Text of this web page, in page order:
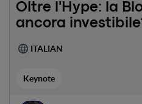
Oltre l'Hype: la
ancora
ITALIAN
Keynote